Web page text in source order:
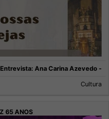
Entrevista: Ana Carina Azevedo -
Cultura